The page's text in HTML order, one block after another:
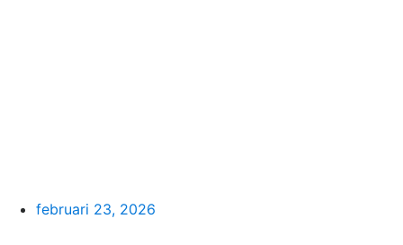
februari 23, 2026